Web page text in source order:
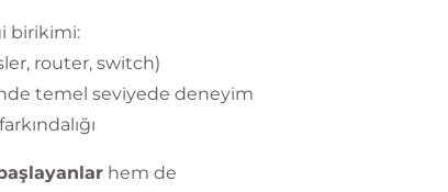
endüstri lideri sertifikasyon
uygulamayı
birikimi:
router, switch)
temel seviyede deneyim
hem de